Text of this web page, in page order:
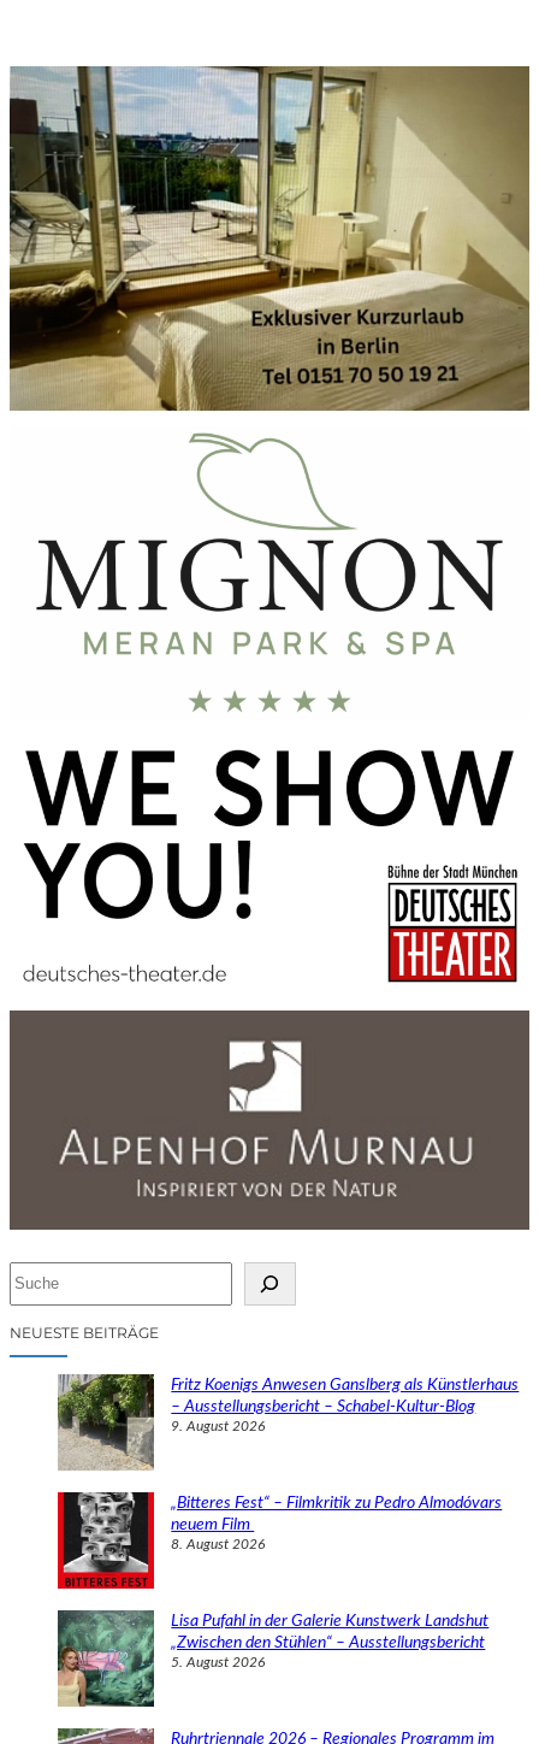
cNEUESTE BEITRÄGE
Fritz Koenigs Anwesen Ganslberg als Künstlerhaus
– Ausstellungsbericht – Schabel-Kultur-Blog
9. August 2026
„Bitteres Fest“ – Filmkritik zu Pedro Almodóvars
neuem Film
8. August 2026
Lisa Pufahl in der Galerie Kunstwerk Landshut
„Zwischen den Stühlen“ – Ausstellungsbericht
5. August 2026
Ruhrtriennale 2026 – Regionales Programm im